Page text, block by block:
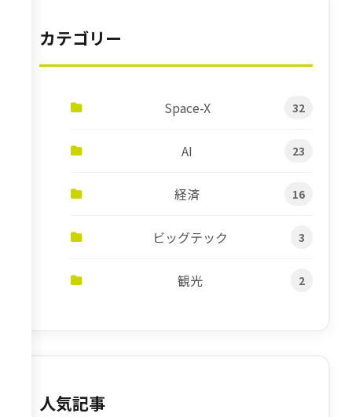
カテゴリー
Space-X 32
AI 23
経済 16
ビッグテック 3
観光 2
人気記事